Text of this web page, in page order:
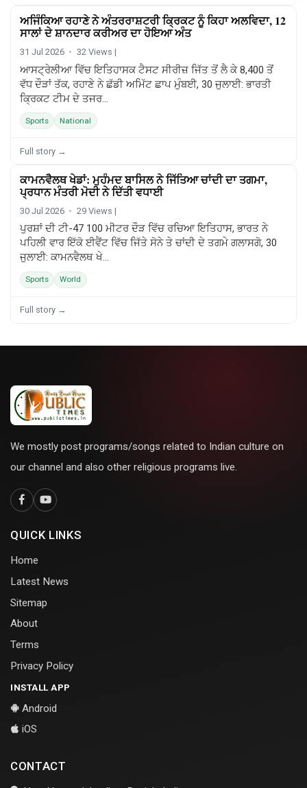
SPORTS
ਅਜਿੰਕਿਆ ਰਹਾਣੇ ਨੇ ਅੰਤਰਰਾਸ਼ਟਰੀ ਕ੍ਰਿਕਟ ਨੂੰ ਕਿਹਾ ਅਲਵਿਦਾ, 12
ਸਾਲਾਂ ਦੇ ਸ਼ਾਨਦਾਰ ਕਰੀਅਰ ਦਾ ਹੋਇਆ ਅੰਤ
31 Jul 2026 32 Views |
ਆਸਟ੍ਰੇਲੀਆ ਵਿੱਚ ਇਤਿਹਾਸਕ ਟੈਸਟ ਸੀਰੀਜ਼ ਜਿੱਤ ਤੋਂ ਲੈ ਕੇ 8,400 ਤੋਂ
ਵੱਧ ਦੌੜਾਂ ਤੱਕ, ਰਹਾਣੇ ਨੇ ਛੱਡੀ ਅਮਿੱਟ ਛਾਪ ਮੁੰਬਈ, 30 ਜੁਲਾਈ: ਭਾਰਤੀ
ਕ੍ਰਿਕਟ ਟੀਮ ਦੇ ਤਜਰ...
Sports National
Full story →
SPORTS
ਕਾਮਨਵੈਲਥ ਖੇਡਾਂ: ਮੁਹੰਮਦ ਬਾਸਿਲ ਨੇ ਜਿੱਤਿਆ ਚਾਂਦੀ ਦਾ ਤਗਮਾ,
ਪ੍ਰਧਾਨ ਮੰਤਰੀ ਮੋਦੀ ਨੇ ਦਿੱਤੀ ਵਧਾਈ
30 Jul 2026 29 Views |
ਪੁਰਸ਼ਾਂ ਦੀ ਟੀ-47 100 ਮੀਟਰ ਦੌੜ ਵਿੱਚ ਰਚਿਆ ਇਤਿਹਾਸ, ਭਾਰਤ ਨੇ
ਪਹਿਲੀ ਵਾਰ ਇੱਕੋ ਈਵੈਂਟ ਵਿੱਚ ਜਿੱਤੇ ਸੋਨੇ ਤੇ ਚਾਂਦੀ ਦੇ ਤਗਮੇ ਗਲਾਸਗੋ, 30
ਜੁਲਾਈ: ਕਾਮਨਵੈਲਥ ਖੇ...
Sports World
Full story →
We mostly post programs/songs related to Indian culture on
our channel and also other religious programs live.
QUICK LINKS
Home
Latest News
Sitemap
About
Terms
Privacy Policy
INSTALL APP
Android
iOS
CONTACT